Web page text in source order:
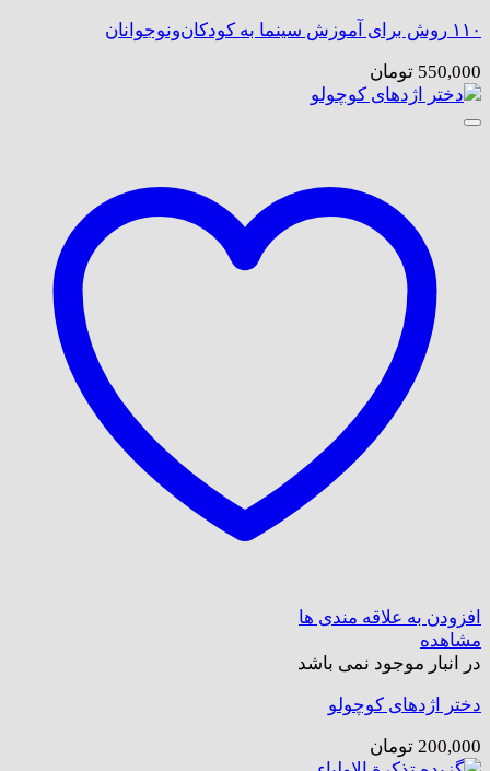
۱۱۰ روش برای آموزش سینما به کودکان‌ونوجوانان
550,000 تومان
افزودن به علاقه مندی ها
مشاهده
در انبار موجود نمی باشد
دختر اژدهای کوچولو
200,000 تومان